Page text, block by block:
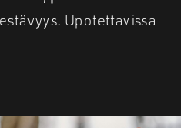
Upotettavissa